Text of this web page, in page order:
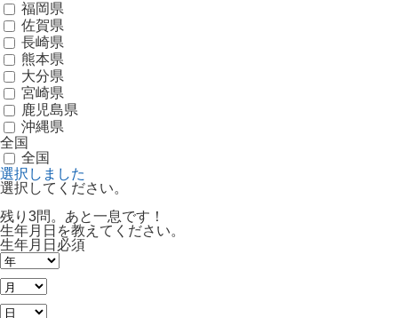
福岡県
佐賀県
長崎県
熊本県
大分県
宮崎県
鹿児島県
沖縄県
全国
全国
選択しました
選択してください。
残り3問。あと一息です！
生年月日を教えてください。
生年月日 必須